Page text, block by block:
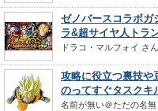
ゼノバースコラボガ
ラ&超サイヤ人トラ
ドラコ・マルフォイ さん
攻略に役立つ裏技や
のってすぐタスクキ
名前が無い＠ただの名